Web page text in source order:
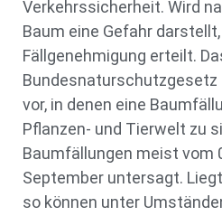
Verkehrssicherheit. Wird
Baum eine Gefahr
Fällgenehmigung erteilt.
Bundesnaturschutzgesetz
vor, in denen eine
Pflanzen- und Tierwelt zu
Baumfällungen meist vom
September untersagt.
so können unter